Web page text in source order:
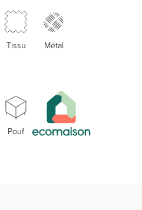
Tissu Métal
Pouf